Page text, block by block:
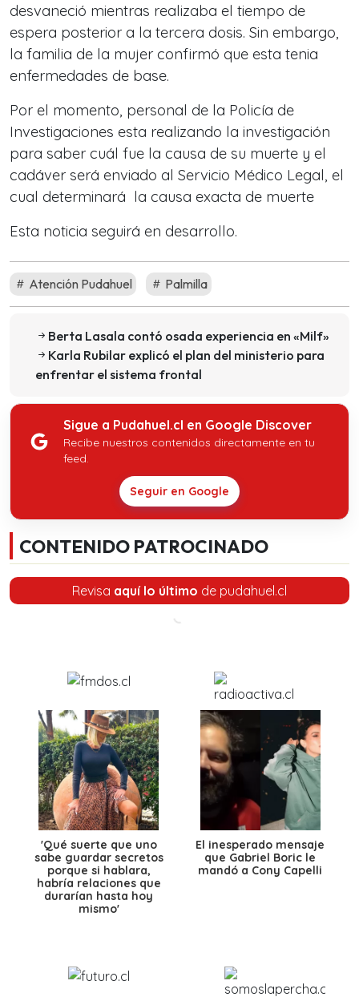
desvaneció mientras realizaba el tiempo de
espera posterior a la tercera dosis. Sin embargo,
la familia de la mujer confirmó que esta tenia
enfermedades de base.
Por el momento, personal de la Policía de
Investigaciones esta realizando la investigación
para saber cuál fue la causa de su muerte y el
cadáver será enviado al Servicio Médico Legal, el
cual determinará la causa exacta de muerte
Esta noticia seguirá en desarrollo.
Atención Pudahuel Palmilla
Berta Lasala contó osada experiencia en «Milf»
Karla Rubilar explicó el plan del ministerio para
enfrentar el sistema frontal
Sigue a Pudahuel.cl en Google Discover
Recibe nuestros contenidos directamente en tu
feed.
Seguir en Google
CONTENIDO PATROCINADO
Revisa aquí lo último de pudahuel.cl
'Qué suerte que uno
sabe guardar secretos
porque si hablara,
habría relaciones que
durarían hasta hoy
mismo'
El inesperado mensaje
que Gabriel Boric le
mandó a Cony Capelli